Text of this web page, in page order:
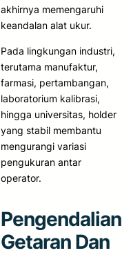
akhirnya memengaruhi
keandalan alat ukur.
Pada lingkungan industri,
terutama manufaktur,
farmasi, pertambangan,
laboratorium kalibrasi,
hingga universitas, holder
yang stabil membantu
mengurangi variasi
pengukuran antar
operator.
Pengendalian
Getaran Dan